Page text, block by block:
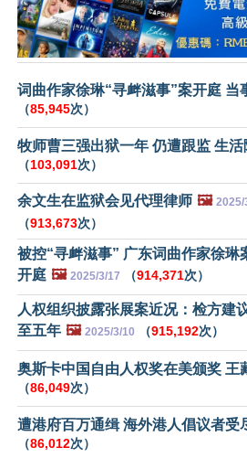
词曲作家徐琳“寻衅滋事”案开庭 当
（85,945次）
牧师曹三强出狱一年 仍遭跟监 生
（103,091次）
余文生在监狱会见代理律师 🖼️ 2025/
（913,673次）
被控“寻衅滋事” 广东词曲作家徐琳
开庭 🖼️ 2025/3/17 （914,371次）
人权组织披露张展案近况：检方建
至五年 🖼️ 2025/3/10 （915,192次）
奥斯卡中国自由人权奖在美颁奖 王
（86,049次）
遭港府百万通缉 海外港人倡议者受
（86,012次）